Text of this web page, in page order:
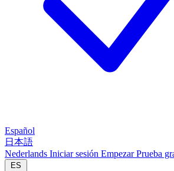
Español
日本語
Nederlands Iniciar sesión EmpezarPrueba
ES